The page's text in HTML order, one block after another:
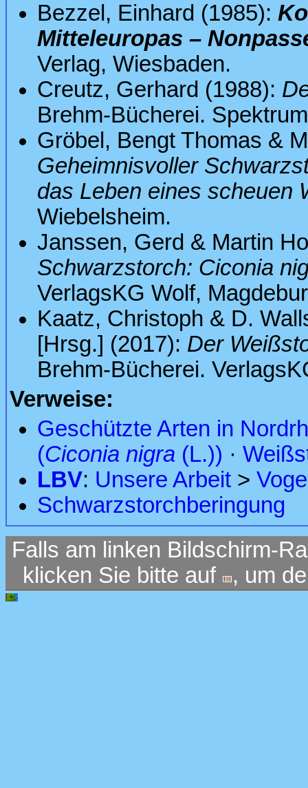
Bezzel, Einhard (1985):
Mitteleuropas –
Verlag, Wiesbaden.
Creutz, Gerhard (1988):
Brehm-Bücherei.
Gröbel, Bengt Thomas &
Geheimnisvoller
das Leben eines scheuen
Wiebelsheim.
Janssen, Gerd & Martin
Schwarzstorch: Ciconia
VerlagsKG Wolf,
Kaatz, Christoph & D.
[Hrsg.] (2017): Der
Brehm-Bücherei.
Verweise:
Geschützte Arten in
(Ciconia nigra (L.)) ·
LBV: Unsere Arbeit >
Schwarzstorchberingung
Falls am linken Bildschirm-
klicken Sie bitte auf
, um